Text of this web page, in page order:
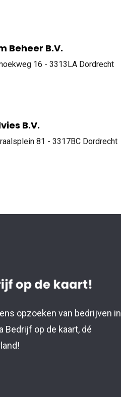
Beheer B.V.
16 - 3313LA Dordrecht
B.V.
81 - 3317BC Dordrecht
opzoeken van bedrijven in
Bedrijf op de kaart, dé